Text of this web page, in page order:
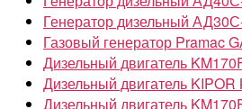
Генератор дизельный
Газовый генератор Pramac
Дизельный двигатель
Дизельный двигатель KIPOR
Дизельный двигатель